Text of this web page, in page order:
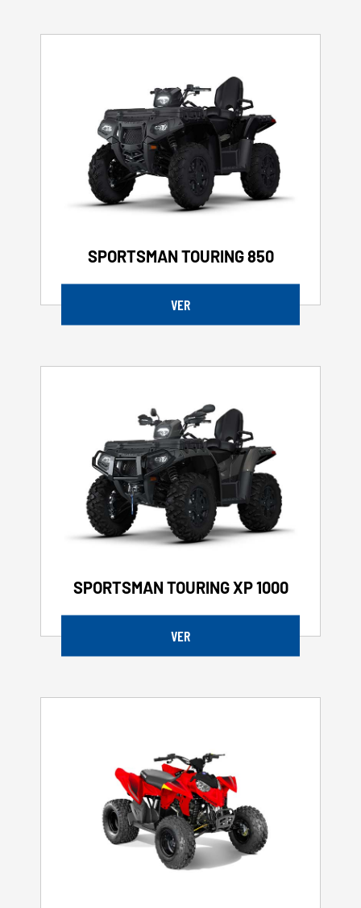
SPORTSMAN TOURING 850
VER
SPORTSMAN TOURING XP 1000
VER